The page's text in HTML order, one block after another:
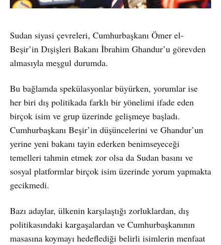
Sudan siyasi çevreleri, Cumhurbaşkanı Ömer el-
Beşir’in Dışişleri Bakanı İbrahim Ghandur’u görevden
almasıyla meşgul durumda.
Bu bağlamda spekülasyonlar büyürken, yorumlar ise
her biri dış politikada farklı bir yönelimi ifade eden
birçok isim ve grup üzerinde gelişmeye başladı.
Cumhurbaşkanı Beşir’in düşüncelerini ve Ghandur’un
yerine yeni bakanı tayin ederken benimseyeceği
temelleri tahmin etmek zor olsa da Sudan basını ve
sosyal platformlar birçok isim üzerinde yorum yapmakta
gecikmedi.
Bazı adaylar, ülkenin karşılaştığı zorluklardan, dış
politikasındaki kargaşalardan ve Cumhurbaşkanının
masasına koymayı hedeflediği belirli isimlerin menfaat